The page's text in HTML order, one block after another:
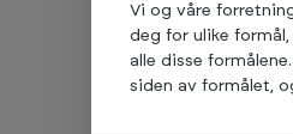
Vi og våre
deg for ulike
alle disse
siden av formålet,